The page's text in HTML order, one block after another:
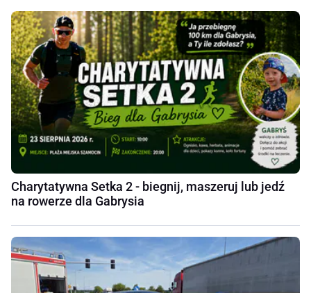
Charytatywna Setka 2 - biegnij, maszeruj lub jedź
na rowerze dla Gabrysia